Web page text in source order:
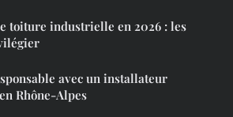
toiture industrielle en 2026 : les
avec un installateur
Rhône-Alpes